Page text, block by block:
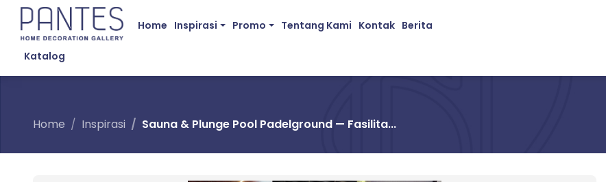
Home Inspirasi Promo Tentang Kami Kontak Berita
Katalog
Home Inspirasi Sauna & Plunge Pool Padelground — Fasilita...